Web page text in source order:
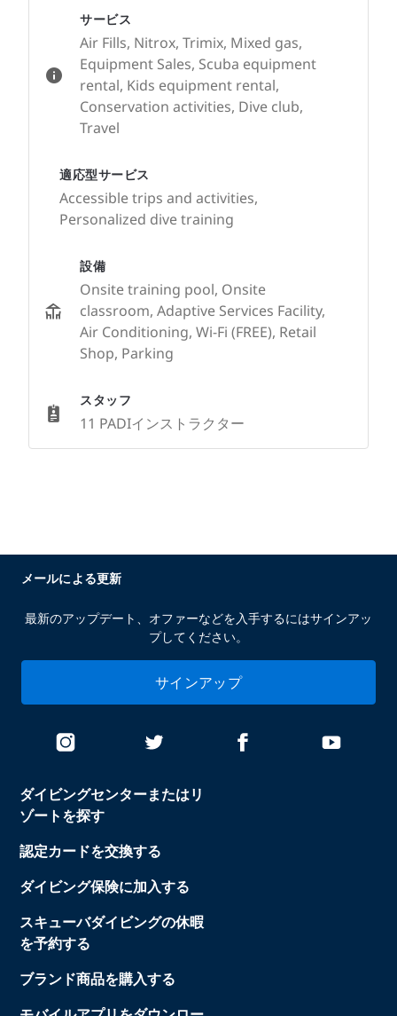
サービス
Air Fills, Nitrox, Trimix, Mixed gas,
Equipment Sales, Scuba equipment
rental, Kids equipment rental,
Conservation activities, Dive club,
Travel
適応型サービス
Accessible trips and activities,
Personalized dive training
設備
Onsite training pool, Onsite
classroom, Adaptive Services Facility,
Air Conditioning, Wi-Fi (FREE), Retail
Shop, Parking
スタッフ
11 PADIインストラクター
ダイビングセンターまたはリ
ゾートを探す
認定カードを交換する
ダイビング保険に加入する
スキューバダイビングの休暇
を予約する
ブランド商品を購入する
メールによる更新
最新のアップデート、オファーなどを入手するにはサインアッ
プしてください。
サインアップ